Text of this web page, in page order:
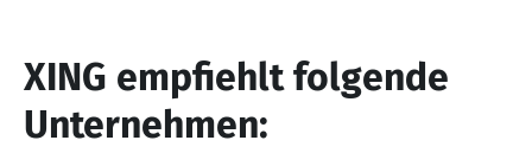
XING empfiehlt folgende
Unternehmen: